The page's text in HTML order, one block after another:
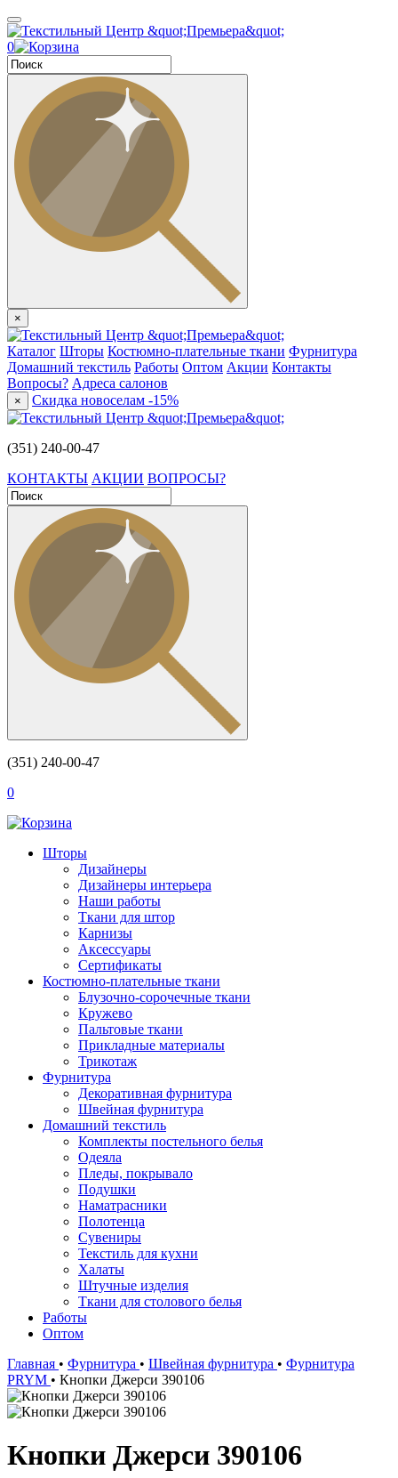
0
×
Каталог Шторы Костюмно-плательные ткани Фурнитура
Домашний текстиль Работы Оптом Акции Контакты
Вопросы? Адреса салонов
× Скидка новоселам -15%
(351) 240-00-47
КОНТАКТЫ АКЦИИ ВОПРОСЫ?
(351) 240-00-47
0
Шторы
Дизайнеры
Дизайнеры интерьера
Наши работы
Ткани для штор
Карнизы
Аксессуары
Сертификаты
Костюмно-плательные ткани
Блузочно-сорочечные ткани
Кружево
Пальтовые ткани
Прикладные материалы
Трикотаж
Фурнитура
Декоративная фурнитура
Швейная фурнитура
Домашний текстиль
Комплекты постельного белья
Одеяла
Пледы, покрывало
Подушки
Наматрасники
Полотенца
Сувениры
Текстиль для кухни
Халаты
Штучные изделия
Ткани для столового белья
Работы
Оптом
Главная • Фурнитура • Швейная фурнитура • Фурнитура
PRYM • Кнопки Джерси 390106
Кнопки Джерси 390106